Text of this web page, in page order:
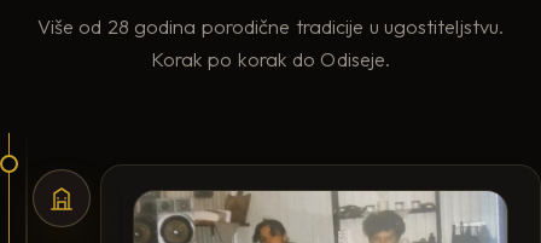
Više od 28 godina porodične tradicije u ugostiteljstvu.
Korak po korak do Odiseje.